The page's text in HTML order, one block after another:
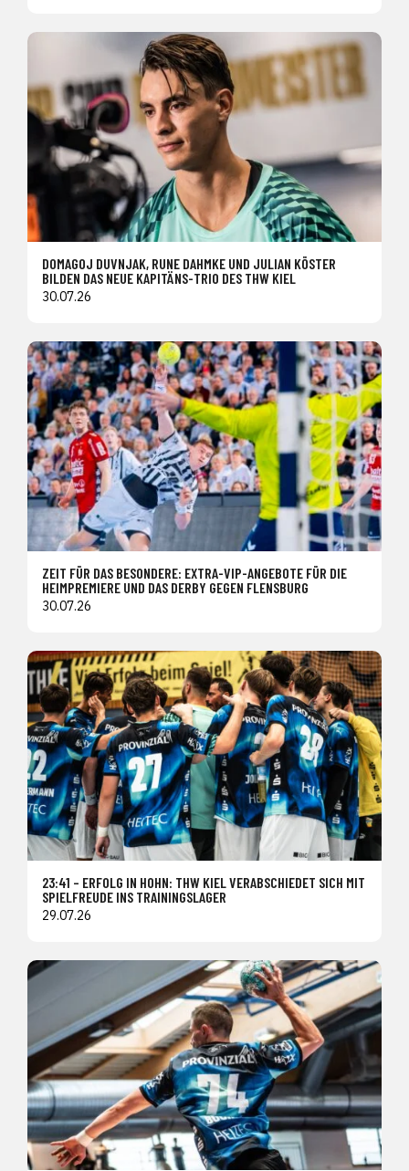
DOMAGOJ DUVNJAK, RUNE DAHMKE UND JULIAN KÖSTER
BILDEN DAS NEUE KAPITÄNS-TRIO DES THW KIEL
30.07.26
ZEIT FÜR DAS BESONDERE: EXTRA-VIP-ANGEBOTE FÜR DIE
HEIMPREMIERE UND DAS DERBY GEGEN FLENSBURG
30.07.26
23:41 – ERFOLG IN HOHN: THW KIEL VERABSCHIEDET SICH MIT
SPIELFREUDE INS TRAININGSLAGER
29.07.26